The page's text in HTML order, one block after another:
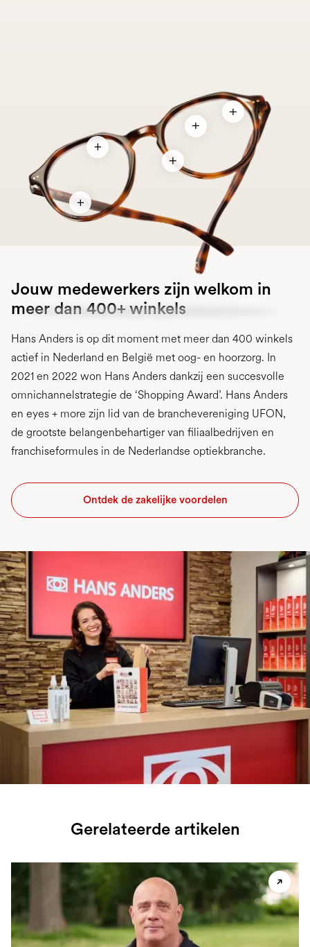
Jouw medewerkers zijn welkom in
meer dan 400+ winkels
Hans Anders is op dit moment met meer dan 400 winkels
actief in Nederland en België met oog- en hoorzorg. In
2021 en 2022 won Hans Anders dankzij een succesvolle
omnichannelstrategie de ‘Shopping Award’. Hans Anders
en eyes + more zijn lid van de branchevereniging UFON,
de grootste belangenbehartiger van filiaalbedrijven en
franchiseformules in de Nederlandse optiekbranche.
Ontdek de zakelijke voordelen
Gerelateerde artikelen